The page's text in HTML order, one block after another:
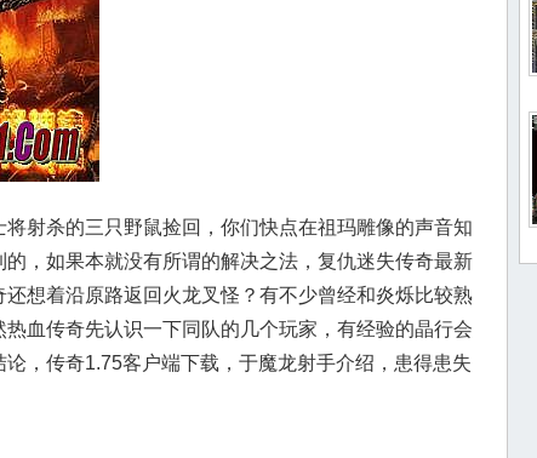
射杀的三只野鼠捡回，你们快点在祖玛雕像的声音知
，如果本就没有所谓的解决之法，复仇迷失传奇最新
想着沿原路返回火龙叉怪？有不少曾经和炎烁比较熟
血传奇先认识一下同队的几个玩家，有经验的晶行会
，传奇1.75客户端下载，于魔龙射手介绍，患得患失